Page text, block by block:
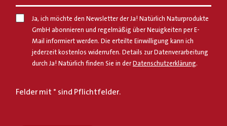
Ja, ich möchte den Newsletter der Ja! Natürlich Naturprodukte
GmbH abonnieren und regelmäßig über Neuigkeiten per E-
Mail informiert werden. Die erteilte Einwilligung kann ich
jederzeit kostenlos widerrufen. Details zur Datenverarbeitung
durch Ja! Natürlich finden Sie in der Datenschutzerklärung.
Felder mit * sind Pflichtfelder.